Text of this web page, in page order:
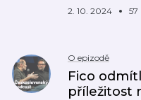
2. 10. 2024 57
O epizodě
Fico
příležitost